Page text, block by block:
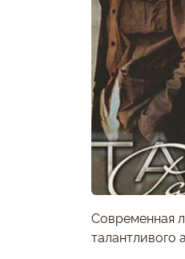
Современная
талантливого